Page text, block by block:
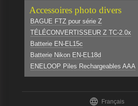
Accessoires photo divers
BAGUE FTZ pour série Z
TÉLÉCONVERTISSEUR Z TC-2.0x
Batterie EN-EL15c
Batterie Nikon EN-EL18d
ENELOOP Piles Rechargeables AAA
 Français